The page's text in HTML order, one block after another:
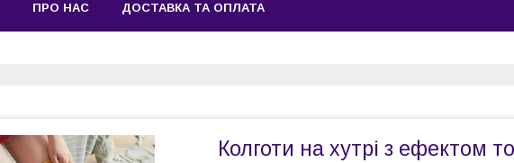
ПРО НАС ДОСТАВКА ТА ОПЛАТА
Колготи на хутрі з ефектом